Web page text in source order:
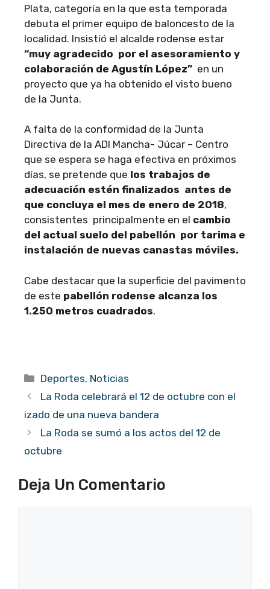
Plata, categoría en la que esta temporada
debuta el primer equipo de baloncesto de la
localidad. Insistió el alcalde rodense estar
“muy agradecido por el asesoramiento y
colaboración de Agustín López” en un
proyecto que ya ha obtenido el visto bueno
de la Junta.
A falta de la conformidad de la Junta
Directiva de la ADI Mancha- Júcar – Centro
que se espera se haga efectiva en próximos
días, se pretende que los trabajos de
adecuación estén finalizados antes de
que concluya el mes de enero de 2018,
consistentes principalmente en el cambio
del actual suelo del pabellón por tarima e
instalación de nuevas canastas móviles.
Cabe destacar que la superficie del pavimento
de este pabellón rodense alcanza los
1.250 metros cuadrados.
Categorías
Deportes, Noticias
La Roda celebrará el 12 de octubre con el
izado de una nueva bandera
La Roda se sumó a los actos del 12 de
octubre
Deja Un Comentario